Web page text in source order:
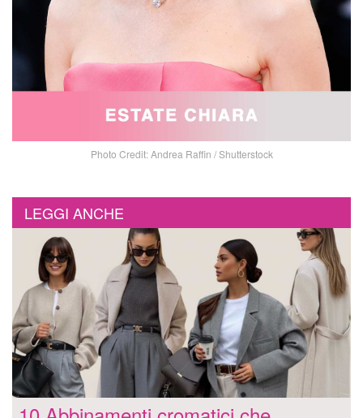
Photo Credit: Andrea Raffin / Shutterstock
LEGGI ANCHE